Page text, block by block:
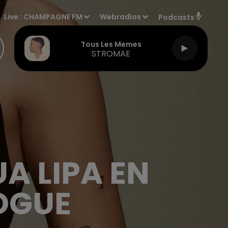
Live : CHAMPAGNE FM Webradios Podcasts
Tous Les Memes
STROMAE
LIPA EN